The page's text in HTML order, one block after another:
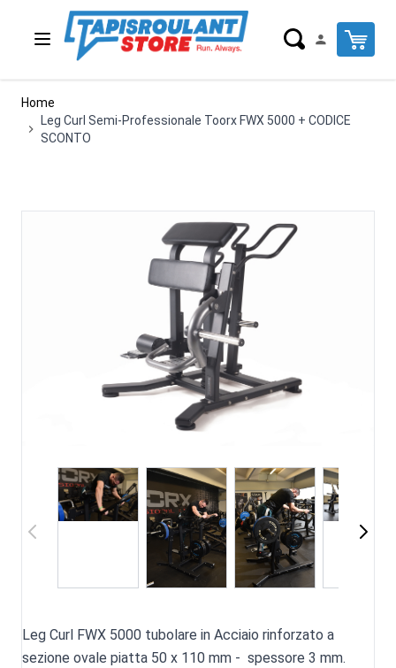
Salta al contenuto
Cart
Home
Leg Curl Semi-Professionale Toorx FWX 5000 + CODICE
SCONTO
Leg Curl FWX 5000 tubolare in Acciaio rinforzato a
sezione ovale piatta 50 x 110 mm - spessore 3 mm.